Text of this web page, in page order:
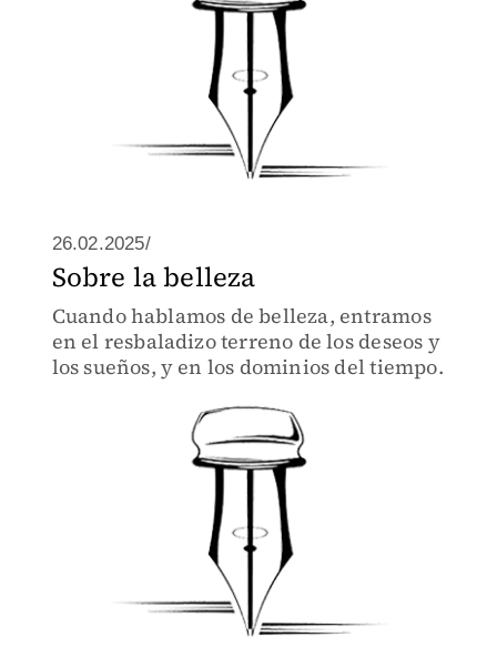
26.02.2025/
Sobre la belleza
Cuando hablamos de belleza, entramos
en el resbaladizo terreno de los deseos y
los sueños, y en los dominios del tiempo.